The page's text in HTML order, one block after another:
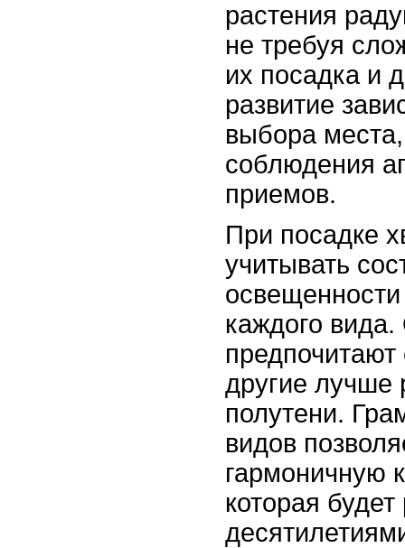
растения
не требуя
их посадка и
развитие
выбора
соблюдения
приемов.
При посадке
учитывать
каждого
другие лучше
полутени.
видов
гармоничную
которая